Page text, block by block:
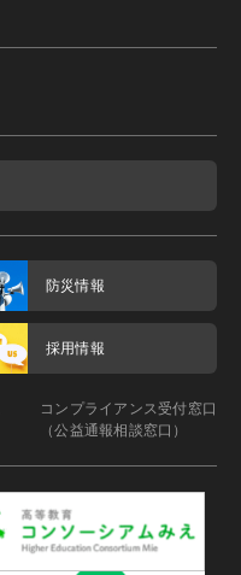
防災情報
採用情報
コンプライアンス受付窓口
（公益通報相談窓口）